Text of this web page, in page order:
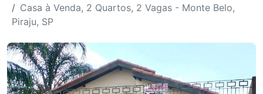
Casa à Venda, 2 Quartos, 2 Vagas - Monte Belo,
Piraju, SP